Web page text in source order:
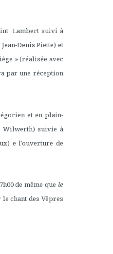
Lambert suivi à
Denis Piette) et
» (réalisée avec
par une réception
et en plain-
Wilwerth) suivie à
e l’ouverture de
de même que le
chant des Vêpres